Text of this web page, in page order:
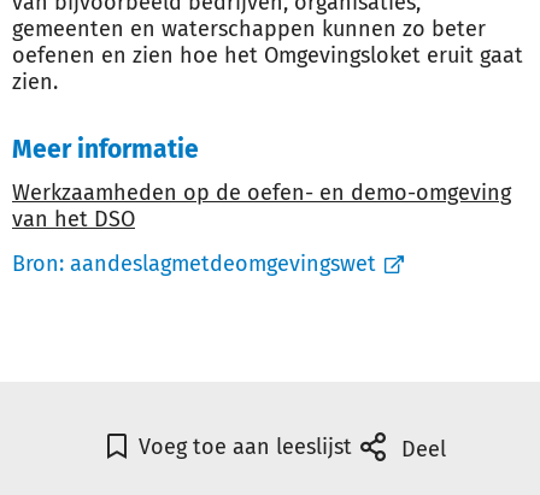
gemeenten en waterschappen kunnen zo beter
oefenen en zien hoe het Omgevingsloket eruit gaat
zien.
Meer informatie
Werkzaamheden op de oefen- en demo-omgeving
van het DSO
Bron: aandeslagmetdeomgevingswet
Voeg toe aan leeslijst Deel